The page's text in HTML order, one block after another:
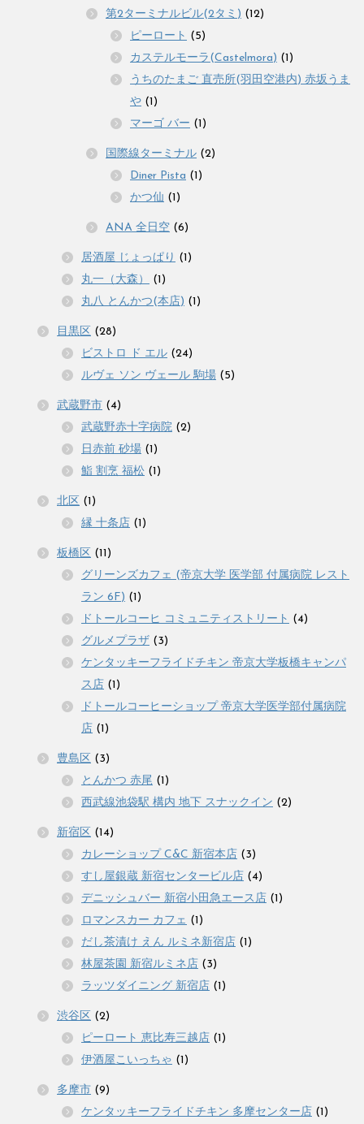
第2ターミナルビル(2タミ) (12)
ピーロート (5)
カステルモーラ(Castelmora) (1)
うちのたまご 直売所(羽田空港内) 赤坂うま
や (1)
マーゴ バー (1)
国際線ターミナル (2)
Diner Pista (1)
かつ仙 (1)
ANA 全日空 (6)
居酒屋 じょっぱり (1)
丸一（大森）
(1)
丸八 とんかつ(本店) (1)
目黒区 (28)
ビストロ ド エル (24)
ルヴェ ソン ヴェール 駒場 (5)
武蔵野市 (4)
武蔵野赤十字病院 (2)
日赤前 砂場 (1)
鮨 割烹 福松 (1)
北区 (1)
縁 十条店 (1)
板橋区 (11)
グリーンズカフェ (帝京大学 医学部 付属病院 レスト
ラン 6F) (1)
ドトールコーヒ コミュニティストリート (4)
グルメプラザ (3)
ケンタッキーフライドチキン 帝京大学板橋キャンパ
ス店 (1)
ドトールコーヒーショップ 帝京大学医学部付属病院
店 (1)
豊島区 (3)
とんかつ 赤尾 (1)
西武線池袋駅 構内 地下 スナックイン (2)
新宿区 (14)
カレーショップ C&C 新宿本店 (3)
すし屋銀蔵 新宿センタービル店 (4)
デニッシュバー 新宿小田急エース店 (1)
ロマンスカー カフェ (1)
だし茶漬け えん ルミネ新宿店 (1)
林屋茶園 新宿ルミネ店 (3)
ラッツダイニング 新宿店 (1)
渋谷区 (2)
ピーロート 恵比寿三越店 (1)
伊酒屋こいっちゃ (1)
多摩市 (9)
ケンタッキーフライドチキン 多摩センター店 (1)